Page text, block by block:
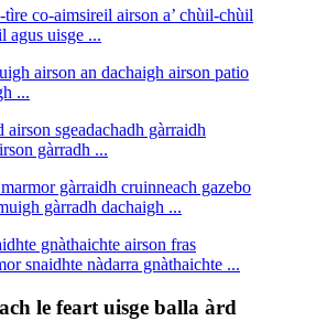
agus uisge ...
...
gàrradh ...
gàrradh dachaigh ...
snaidhte nàdarra gnàthaichte ...
le feart uisge balla àrd